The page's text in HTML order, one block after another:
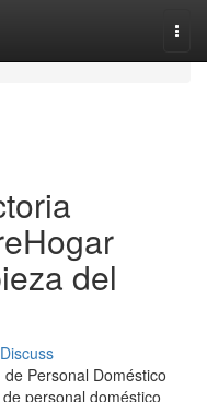
del
Discuss
Personal Doméstico
personal doméstico